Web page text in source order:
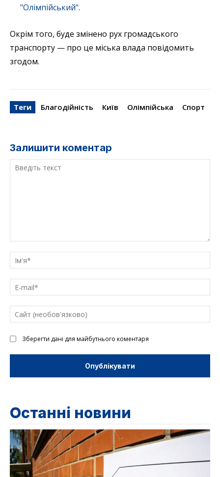
"Олімпійський".
Окрім того, буде змінено рух громадського
транспорту — про це міська влада повідомить
згодом.
Теги Благодійність Київ Олімпійська Спорт
Залишити коментар
текст
Зберегти дані для майбутнього коментаря
Останні новини